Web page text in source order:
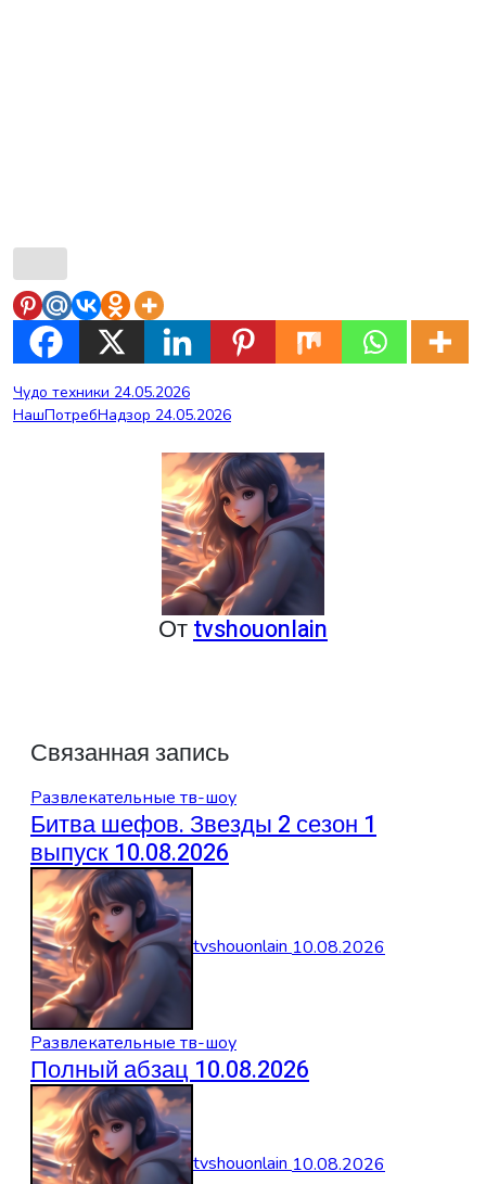
Навигация
по
Чудо техники 24.05.2026
НашПотребНадзор 24.05.2026
Отtvshouonlain
Связанная запись
Развлекательные тв-шоу
Битва шефов. Звезды 2 сезон 1
выпуск 10.08.2026
tvshouonlain10.08.2026
Развлекательные тв-шоу
Полный абзац 10.08.2026
tvshouonlain10.08.2026